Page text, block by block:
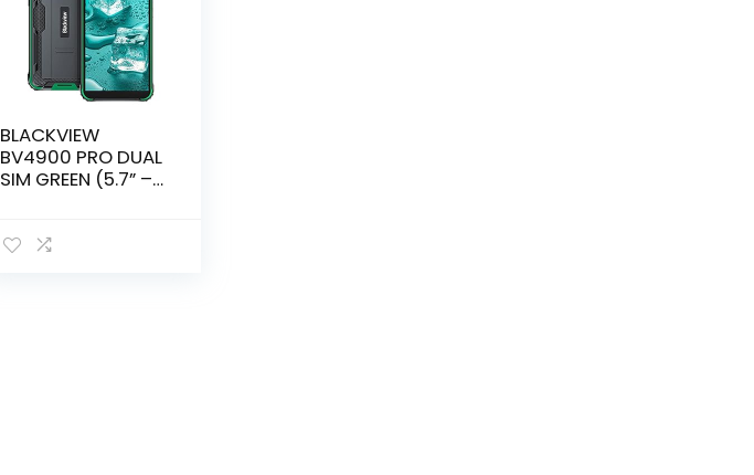
BLACKVIEW
BV4900 PRO DUAL
SIM GREEN (5.7” –